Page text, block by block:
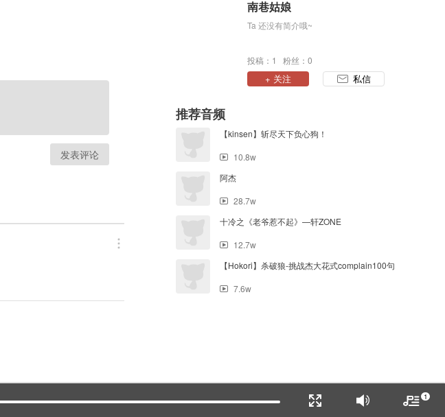
发表评论
南巷姑娘
Ta 还没有简介哦~
投稿：1 粉丝：0
+ 关注 私信
推荐音频
【kinsen】斩尽天下负心狗！
10.8w
阿杰
28.7w
十冷之《老爷惹不起》—轩ZONE
12.7w
【Hokori】杀破狼-挑战杰大花式complain100句
7.6w
1